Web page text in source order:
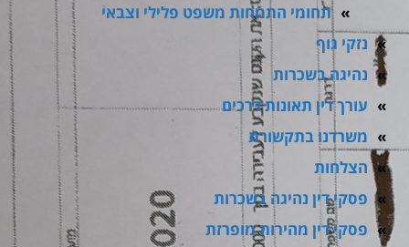
תחומי התמחות משפט פלילי וצבאי
נזקי גוף
נהיגה בשכרות
עורך דין תאונות דרכים
משרדנו בתקשורת
הצלחות
פסקי דין נהיגה בשכרות
פסקי דין מהירות מופרזת